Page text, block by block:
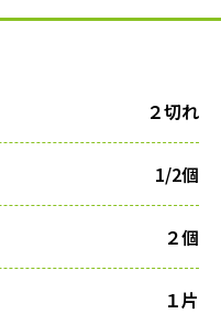
２切れ
1/2個
２個
１片